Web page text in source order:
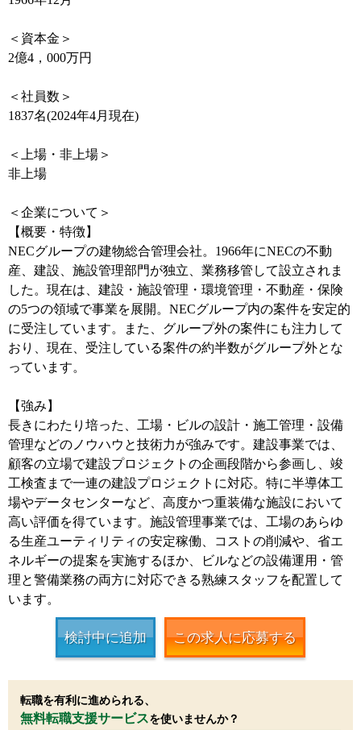
＜資本金＞
2億4，000万円
＜社員数＞
1837名(2024年4月現在)
＜上場・非上場＞
非上場
＜企業について＞
【概要・特徴】
NECグループの建物総合管理会社。1966年にNECの不動
産、建設、施設管理部門が独立、業務移管して設立されま
した。現在は、建設・施設管理・環境管理・不動産・保険
の5つの領域で事業を展開。NECグループ内の案件を安定的
に受注しています。また、グループ外の案件にも注力して
おり、現在、受注している案件の約半数がグループ外とな
っています。
【強み】
長きにわたり培った、工場・ビルの設計・施工管理・設備
管理などのノウハウと技術力が強みです。建設事業では、
顧客の立場で建設プロジェクトの企画段階から参画し、竣
工検査まで一連の建設プロジェクトに対応。特に半導体工
場やデータセンターなど、高度かつ重装備な施設において
高い評価を得ています。施設管理事業では、工場のあらゆ
る生産ユーティリティの安定稼働、コストの削減や、省エ
ネルギーの提案を実施するほか、ビルなどの設備運用・管
理と警備業務の両方に対応できる熟練スタッフを配置して
います。
検討中に追加 この求人に応募する
転職を有利に進められる、
無料転職支援サービスを使いませんか？